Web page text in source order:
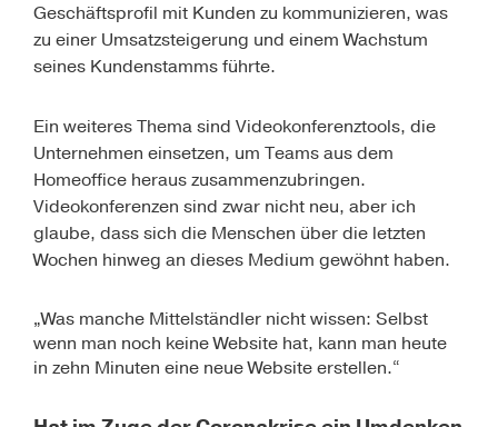
Geschäftsprofil mit Kunden zu kommunizieren, was
zu einer Umsatzsteigerung und einem Wachstum
seines Kundenstamms führte.
Ein weiteres Thema sind Videokonferenztools, die
Unternehmen einsetzen, um Teams aus dem
Homeoffice heraus zusammenzubringen.
Videokonferenzen sind zwar nicht neu, aber ich
glaube, dass sich die Menschen über die letzten
Wochen hinweg an dieses Medium gewöhnt haben.
„Was manche Mittelständler nicht wissen: Selbst
wenn man noch keine Website hat, kann man heute
in zehn Minuten eine neue Website erstellen.“